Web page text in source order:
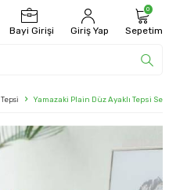
Bayi Girişi Giriş Yap
0
Sepetim
Tepsi Yamazaki Plain Düz Ayaklı Tepsi